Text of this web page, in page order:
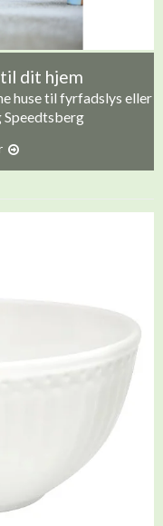
dit hjem
huse til fyrfadslys eller